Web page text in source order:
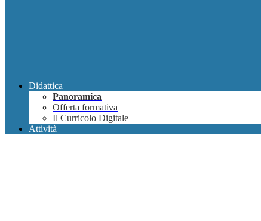
Didattica
Panoramica
Offerta formativa
Il Curricolo Digitale
Attività